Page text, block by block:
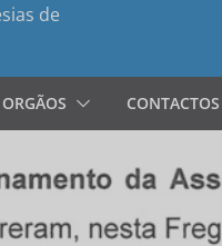
de
ORGÃOS CONTACTOS